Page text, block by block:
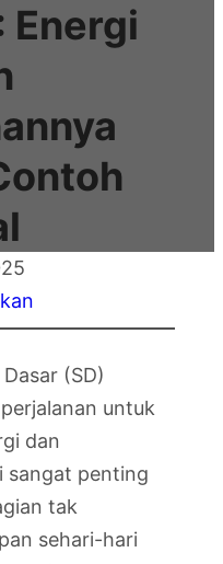
Energi
(SD)
untuk
dan
sangat penting
tak
sehari-hari